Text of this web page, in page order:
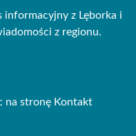
z Lęborka i
z regionu.
na stronę Kontakt